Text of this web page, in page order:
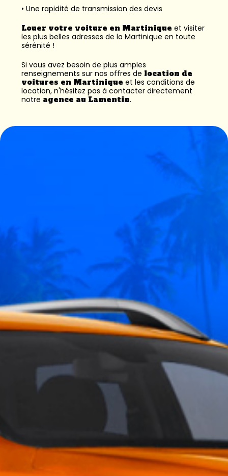
• Une rapidité de transmission des devis
Louer votre voiture en Martinique et visiter
les plus belles adresses de la Martinique en toute
sérénité !
Si vous avez besoin de plus amples
renseignements sur nos offres de location de
voitures en Martinique et les conditions de
location, n'hésitez pas à contacter directement
notre agence au Lamentin.